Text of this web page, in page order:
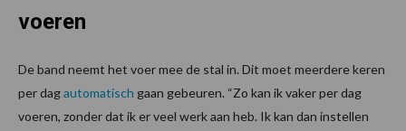
voeren
De band neemt het voer mee de stal in. Dit moet meerdere keren
per dagautomatisch gaan gebeuren. “Zo kan ik vaker per dag
voeren, zonder dat ik er veel werk aan heb. Ik kan dan instellen